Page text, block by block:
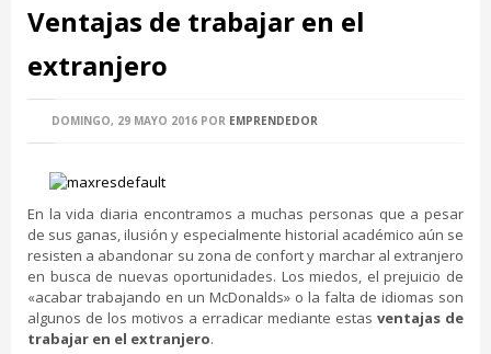
Ventajas de trabajar en el
extranjero
DOMINGO, 29 MAYO 2016 POR EMPRENDEDOR
En la vida diaria encontramos a muchas personas que a pesar
de sus ganas, ilusión y especialmente historial académico aún se
resisten a abandonar su zona de confort y marchar al extranjero
en busca de nuevas oportunidades. Los miedos, el prejuicio de
«acabar trabajando en un McDonalds» o la falta de idiomas son
algunos de los motivos a erradicar mediante estas ventajas de
trabajar en el extranjero.